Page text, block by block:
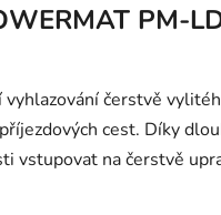
PM-
čerstvě
cest. Díky
vstupovat na čerstvě